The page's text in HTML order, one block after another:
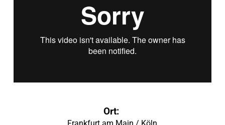
Ort: